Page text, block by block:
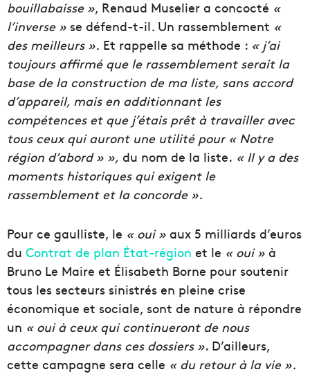
bouillabaisse », Renaud Muselier a concocté «
l’inverse » se défend-t-il. Un rassemblement «
des meilleurs ». Et rappelle sa méthode : « j’ai
toujours affirmé que le rassemblement serait la
base de la construction de ma liste, sans accord
d’appareil, mais en additionnant les
compétences et que j’étais prêt à travailler avec
tous ceux qui auront une utilité pour « Notre
région d’abord » », du nom de la liste. « Il y a des
moments historiques qui exigent le
rassemblement et la concorde ».
Pour ce gaulliste, le « oui » aux 5 milliards d’euros
du Contrat de plan État-région et le « oui » à
Bruno Le Maire et Élisabeth Borne pour soutenir
tous les secteurs sinistrés en pleine crise
économique et sociale, sont de nature à répondre
un « oui à ceux qui continueront de nous
accompagner dans ces dossiers ». D’ailleurs,
cette campagne sera celle « du retour à la vie ».